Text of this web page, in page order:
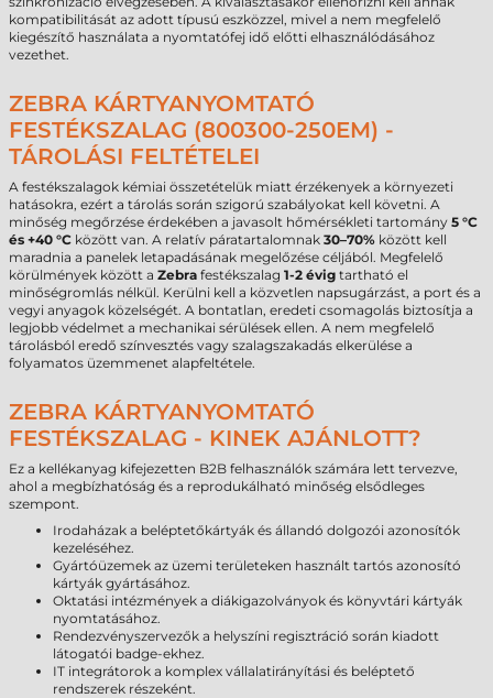
kompatibilitását az adott típusú eszközzel, mivel a nem megfelelő
kiegészítő használata a nyomtatófej idő előtti elhasználódásához
vezethet.
ZEBRA KÁRTYANYOMTATÓ
FESTÉKSZALAG (800300-250EM) -
TÁROLÁSI FELTÉTELEI
A festékszalagok kémiai összetételük miatt érzékenyek a környezeti
hatásokra, ezért a tárolás során szigorú szabályokat kell követni. A
minőség megőrzése érdekében a javasolt hőmérsékleti tartomány 5 °C
és +40 °C között van. A relatív páratartalomnak 30–70% között kell
maradnia a panelek letapadásának megelőzése céljából. Megfelelő
körülmények között a Zebra festékszalag 1-2 évig tartható el
minőségromlás nélkül. Kerülni kell a közvetlen napsugárzást, a port és a
vegyi anyagok közelségét. A bontatlan, eredeti csomagolás biztosítja a
legjobb védelmet a mechanikai sérülések ellen. A nem megfelelő
tárolásból eredő színvesztés vagy szalagszakadás elkerülése a
folyamatos üzemmenet alapfeltétele.
ZEBRA KÁRTYANYOMTATÓ
FESTÉKSZALAG - KINEK AJÁNLOTT?
Ez a kellékanyag kifejezetten B2B felhasználók számára lett tervezve,
ahol a megbízhatóság és a reprodukálható minőség elsődleges
szempont.
Irodaházak a beléptetőkártyák és állandó dolgozói azonosítók
kezeléséhez.
Gyártóüzemek az üzemi területeken használt tartós azonosító
kártyák gyártásához.
Oktatási intézmények a diákigazolványok és könyvtári kártyák
nyomtatásához.
Rendezvényszervezők a helyszíni regisztráció során kiadott
látogatói badge-ekhez.
IT integrátorok a komplex vállalatirányítási és beléptető
rendszerek részeként.